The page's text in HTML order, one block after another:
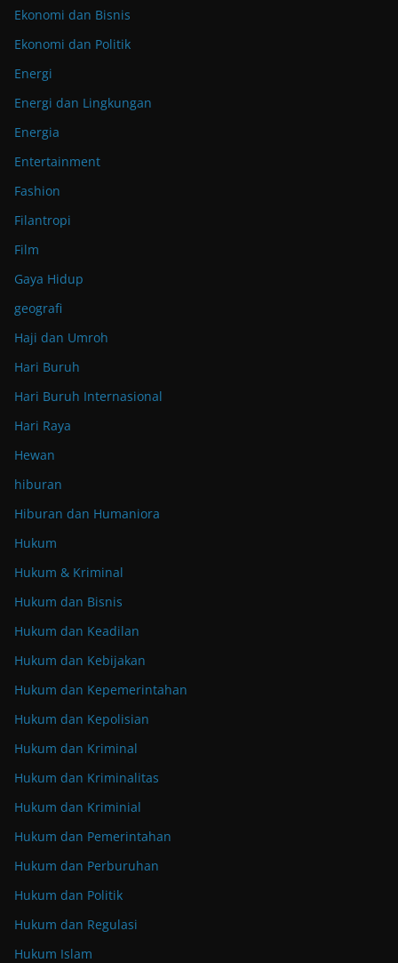
Ekonomi dan Bisnis
Ekonomi dan Politik
Energi
Energi dan Lingkungan
Energia
Entertainment
Fashion
Filantropi
Film
Gaya Hidup
geografi
Haji dan Umroh
Hari Buruh
Hari Buruh Internasional
Hari Raya
Hewan
hiburan
Hiburan dan Humaniora
Hukum
Hukum & Kriminal
Hukum dan Bisnis
Hukum dan Keadilan
Hukum dan Kebijakan
Hukum dan Kepemerintahan
Hukum dan Kepolisian
Hukum dan Kriminal
Hukum dan Kriminalitas
Hukum dan Kriminial
Hukum dan Pemerintahan
Hukum dan Perburuhan
Hukum dan Politik
Hukum dan Regulasi
Hukum Islam